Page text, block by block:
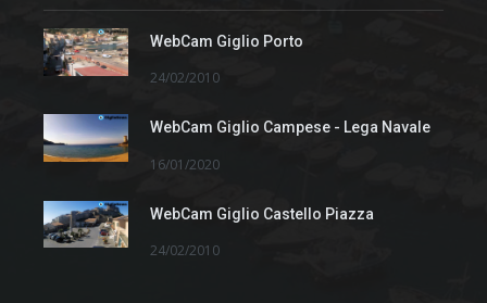
WebCam Giglio Porto
24/02/2010
WebCam Giglio Campese - Lega Navale
16/01/2020
WebCam Giglio Castello Piazza
24/02/2010